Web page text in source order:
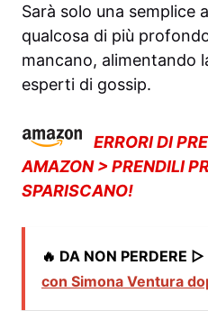
Sarà solo una semplice
qualcosa di più
mancano, alimentando
esperti di gossip.
ERRORI DI
AMAZON > PRENDILI
SPARISCANO!
🔥 DA NON PERDERE ▷
con Simona Ventura